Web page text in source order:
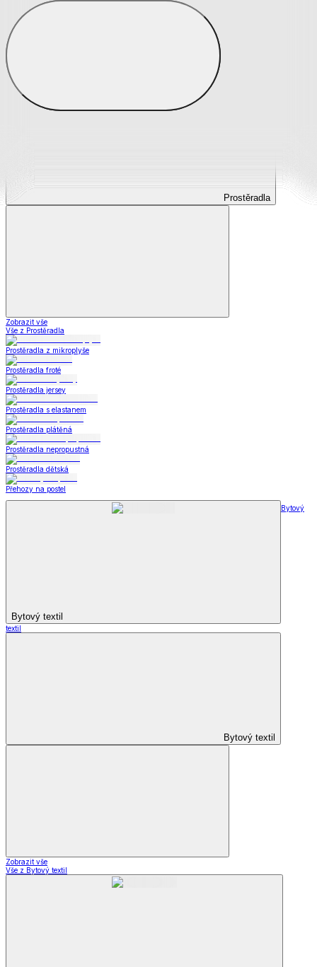
Prostěradla
Prostěradla
Zobrazit vše
Vše z Prostěradla
Prostěradla z mikroplyše
Prostěradla froté
Prostěradla jersey
Prostěradla s elastanem
Prostěradla plátěná
Prostěradla nepropustná
Prostěradla dětská
Přehozy na postel
Bytový textil
Bytový
textil
Bytový textil
Zobrazit vše
Vše z Bytový textil